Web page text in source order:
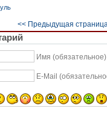
<< Предыдущая
Имя (обязательное)
E-Mail